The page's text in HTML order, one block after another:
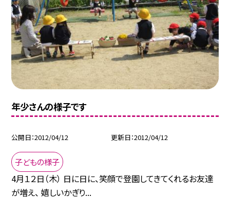
年少さんの様子です
公開日 2012/04/12 更新日 2012/04/12
子どもの様子
4月１２日（木） 日に日に、笑顔で登園してきてくれるお友達
が増え、 嬉しいかぎり...